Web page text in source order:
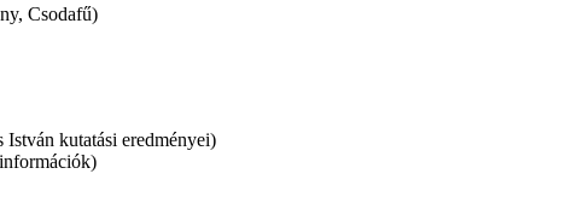
Csodafű)
kutatási eredményei)